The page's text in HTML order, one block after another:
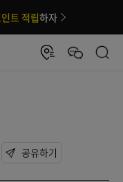
트 적립하자
공유하기